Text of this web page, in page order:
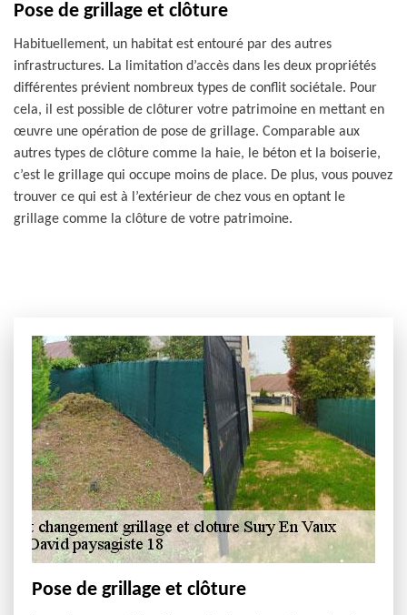
Pose de grillage et clôture
Habituellement, un habitat est entouré par des autres
infrastructures. La limitation d’accès dans les deux propriétés
différentes prévient nombreux types de conflit sociétale. Pour
cela, il est possible de clôturer votre patrimoine en mettant en
œuvre une opération de pose de grillage. Comparable aux
autres types de clôture comme la haie, le béton et la boiserie,
c’est le grillage qui occupe moins de place. De plus, vous pouvez
trouver ce qui est à l’extérieur de chez vous en optant le
grillage comme la clôture de votre patrimoine.
Pose de grillage et clôture